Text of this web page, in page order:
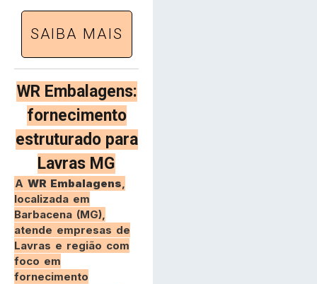
SAIBA MAIS
WR Embalagens:
fornecimento
estruturado para
Lavras MG
A WR Embalagens,
localizada em
Barbacena (MG),
atende empresas de
Lavras e região com
foco em
fornecimento